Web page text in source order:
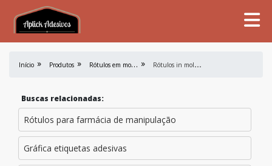
Início Produtos R
ótulos em mold label R
ótulos in mold label cotar
Buscas relacionadas:
Rótulos para farmácia de manipulação
Gráfica etiquetas adesivas